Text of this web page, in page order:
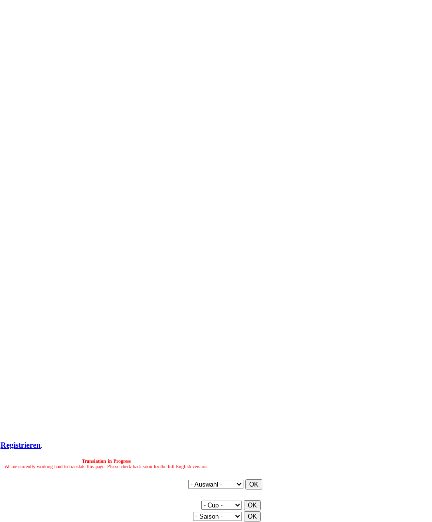
Registrieren.
Translation in Progress
We are currently working hard to translate this page. Please check back soon for the full English version.